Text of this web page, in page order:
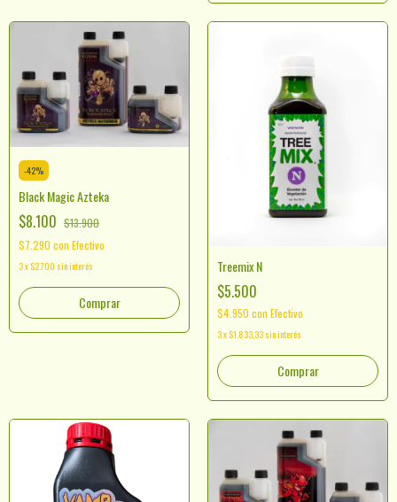
-42%
Black Magic Azteka
$8.100 $13.900
$7.290 con Efectivo
3x $2.700 sin interés
Comprar
Treemix N
$5.500
$4.950 con Efectivo
3x $1.833,33 sin interés
Comprar